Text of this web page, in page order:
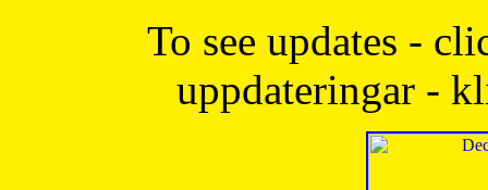
To see updates -
uppdateringar -